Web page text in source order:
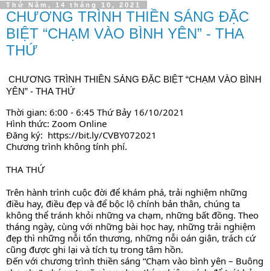
Thứ Năm, 14 tháng 10, 2021
CHƯƠNG TRÌNH THIỀN SÁNG ĐẶC
BIỆT “CHẠM VÀO BÌNH YÊN” - THA
THỨ
CHƯƠNG TRÌNH THIỀN SÁNG ĐẶC BIỆT “CHẠM VÀO BÌNH
YÊN” - THA THỨ
Thời gian: 6:00 - 6:45 Thứ Bảy 16/10/2021
Hình thức: Zoom Online
Đăng ký: https://bit.ly/CVBY072021
Chương trình không tính phí.
THA THỨ
Trên hành trình cuộc đời để khám phá, trải nghiệm những
điều hay, điều đẹp và để bộc lộ chính bản thân, chúng ta
không thể tránh khỏi những va chạm, những bất đồng. Theo
tháng ngày, cùng với những bài học hay, những trải nghiệm
đẹp thì những nỗi tổn thương, những nỗi oán giận, trách cứ
cũng được ghi lại và tích tụ trong tâm hồn.
Đến với chương trình thiền sáng “Chạm vào bình yên – Buông